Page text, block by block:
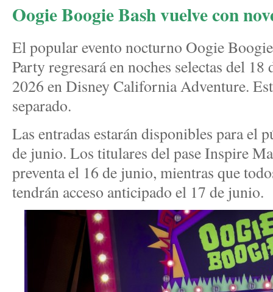
Oogie Boogie Bash vuelve con
El popular evento nocturno Oogie
Party regresará en noches selectas del
2026 en Disney California Adventure.
separado.
Las entradas estarán disponibles para el
de junio. Los titulares del pase Inspire
preventa el 16 de junio, mientras que
tendrán acceso anticipado el 17 de junio.